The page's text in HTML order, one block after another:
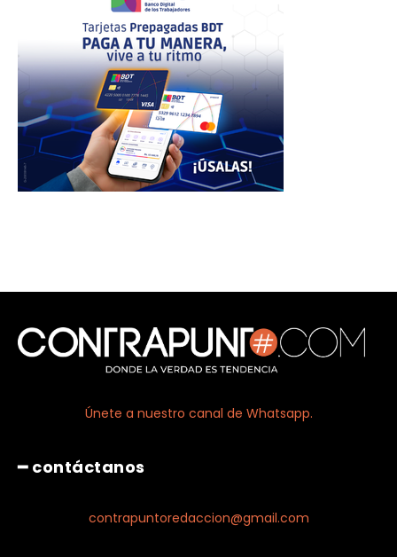
Únete a nuestro canal de Whatsapp.
━ contáctanos
contrapuntoredaccion@gmail.com